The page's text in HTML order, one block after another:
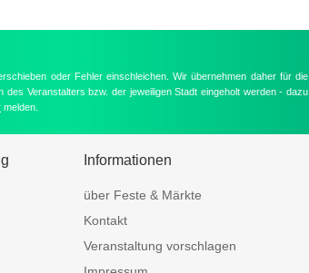
oder Fehler einschleichen. Wir übernehmen daher für die
Veranstalters bzw. der jeweiligen Stadt eingeholt werden - dazu
melden.
Informationen
über Feste & Märkte
Kontakt
Veranstaltung vorschlagen